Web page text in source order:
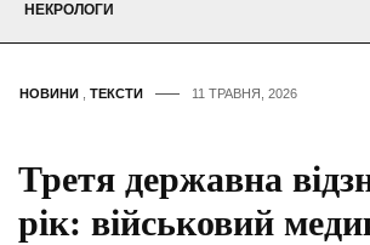
НЕКРОЛОГИ
НОВИНИ ТЕКСТИ 11 ТРАВНЯ, 2026
Третя державна
рік: військовий